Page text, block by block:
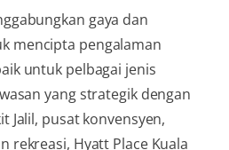
gaya dan
mencipta pengalaman
untuk pelbagai jenis
yang strategik dengan
Jalil, pusat konvensyen,
rekreasi, Hyatt Place Kuala